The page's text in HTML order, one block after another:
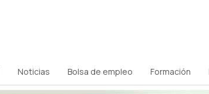
Noticias Bolsa de empleo Formación